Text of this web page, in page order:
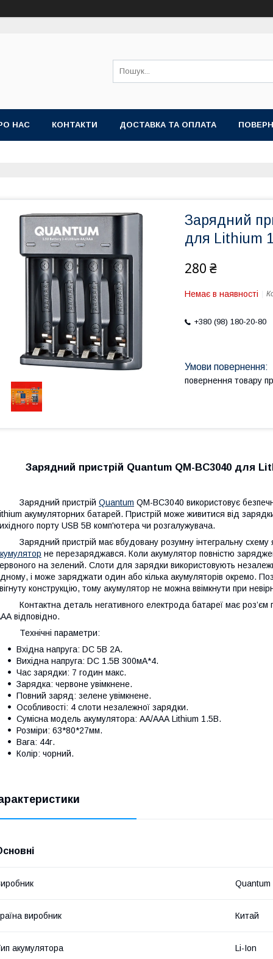
НАС КОНТАКТИ ДОСТАВКА ТА ОПЛАТА
Зарядний
для Lithium
280 ₴
Немає в наявності
+380 (98) 180-20-80
повернення товару
Зарядний пристрій Quantum QM-BC3040 для
Зарядний пристрій Quantum QM-BC3040 використовує
акумуляторних батарей. Пристрій може живитися від
порту USB 5В комп'ютера чи розгалужувача.
Зарядний пристрій має вбудовану розумну інтегральну схему
не перезаряджався. Коли акумулятор повністю
на зелений. Слоти для зарядки використовують
і може заряджати один або кілька акумуляторів окремо.
конструкцію, тому акумулятор не можна ввімкнути при
Контактна деталь негативного електрода батареї має роз’єм
відповідно.
Технічні параметри:
Вхідна напруга: DC 5В 2A.
Вихідна напруга: DC 1.5В 300мA*4.
Час зарядки: 7 годин макс.
Зарядка: червоне увімкнене.
Повний заряд: зелене увімкнене.
Особливості: 4 слоти незалежної зарядки.
Сумісна модель акумулятора: АА/ААА Lithium 1.5В.
Розміри: 63*80*27мм.
Вага: 44г.
Колір: чорний.
Quantum
виробник Китай
акумулятора Li-Ion